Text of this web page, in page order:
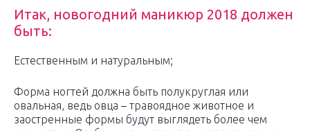
Итак, новогодний маникюр 2018 должен
быть:
Естественным и натуральным;
Форма ногтей должна быть полукруглая или
овальная, ведь овца – травоядное животное и
заостренные формы будут выглядеть более чем